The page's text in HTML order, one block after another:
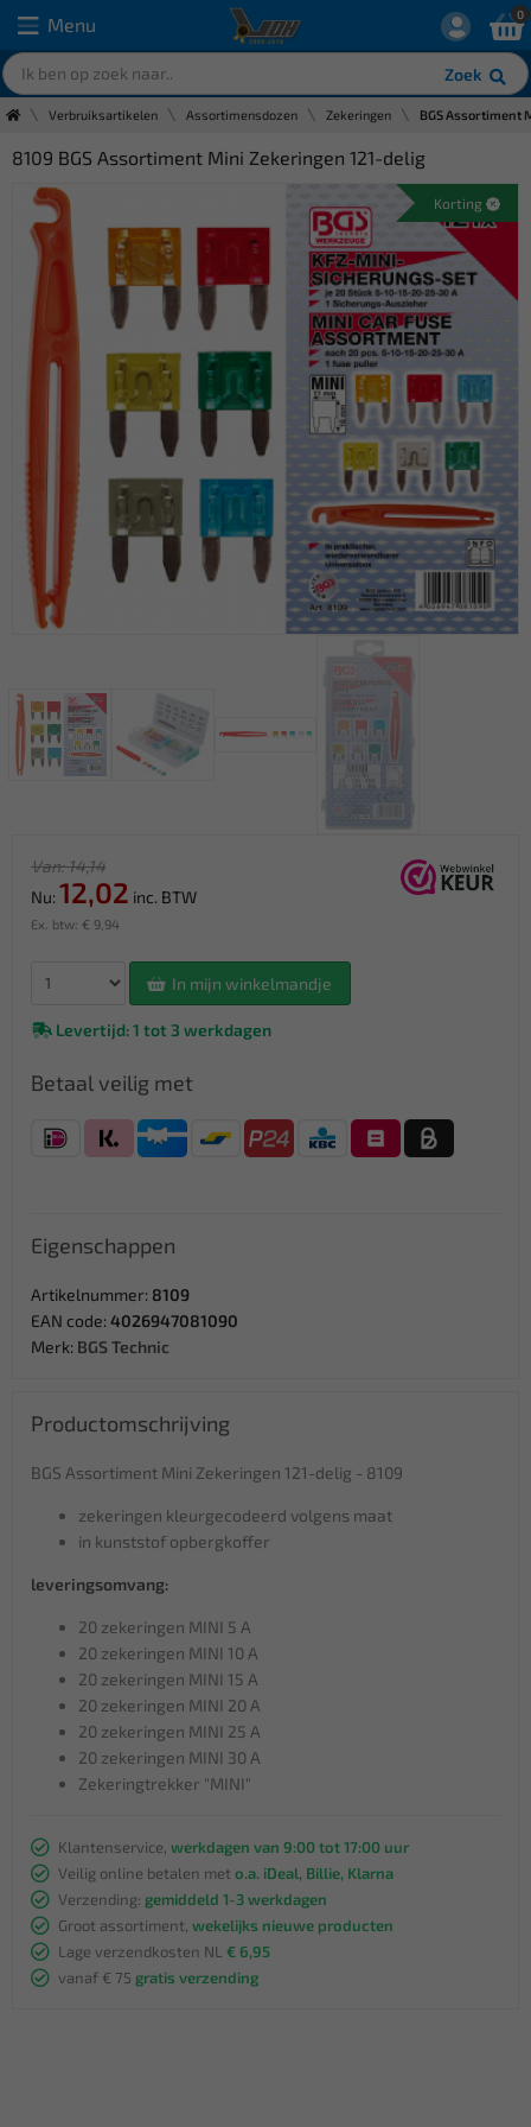
Menu
Zoek
0
Verbruiksartikelen Assortimensdozen Zekeringen BGS Assortiment
8109 BGS Assortiment Mini Zekeringen 121-delig
Korting
Van: 14,14
Nu: 12,02 inc. BTW
Ex. btw: € 9,94
In mijn winkelmandje
Levertijd: 1 tot 3 werkdagen
Betaal veilig met
Eigenschappen
Artikelnummer: 8109
EAN code: 4026947081090
Merk: BGS Technic
Productomschrijving
BGS Assortiment Mini Zekeringen 121-delig - 8109
zekeringen kleurgecodeerd volgens maat
in kunststof opbergkoffer
leveringsomvang:
20 zekeringen MINI 5 A
20 zekeringen MINI 10 A
20 zekeringen MINI 15 A
20 zekeringen MINI 20 A
20 zekeringen MINI 25 A
20 zekeringen MINI 30 A
Zekeringtrekker "MINI"
Klantenservice, werkdagen van 9:00 tot 17:00 uur
Veilig online betalen met o.a. iDeal, Billie, Klarna
Verzending: gemiddeld 1-3 werkdagen
Groot assortiment, wekelijks nieuwe producten
Lage verzendkosten NL € 6,95
vanaf € 75 gratis verzending